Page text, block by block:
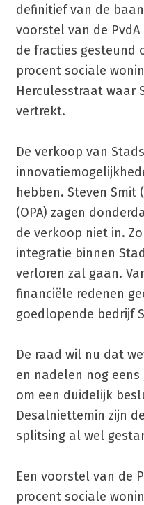
definitief van de
voorstel van de
de fracties gesteund
procent sociale
Herculesstraat waar
vertrekt.
De verkoop van
hebben. Steven Smit
(OPA) zagen
de verkoop niet in.
integratie binnen
verloren zal gaan.
financiële redenen
goedlopende bedrijf
De raad wil nu dat
en nadelen nog
om een duidelijk
Desalniettemin zijn
splitsing al wel
Een voorstel van de
procent sociale